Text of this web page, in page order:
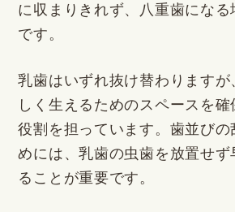
に収まりきれず、八重歯になる
です。
乳歯はいずれ抜け替わりますが
しく生えるためのスペースを
役割を担っています。歯並びの
めには、乳歯の虫歯を放置せず
ることが重要です。